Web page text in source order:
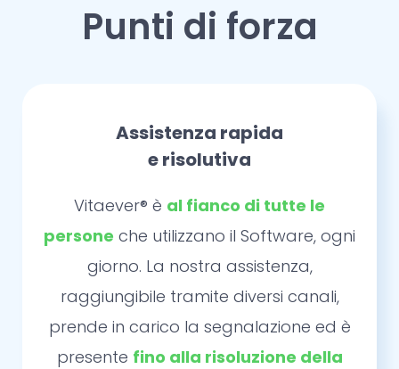
Punti di forza
Assistenza rapida
e risolutiva
Vitaever® è al fianco di tutte le
persone che utilizzano il Software, ogni
giorno. La nostra assistenza,
raggiungibile tramite diversi canali,
prende in carico la segnalazione ed è
presente fino alla risoluzione della